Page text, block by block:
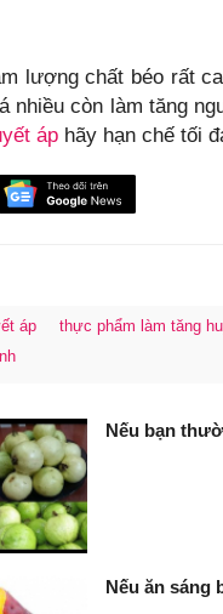
lượng chất béo rất
nhiều còn làm tăng
áp hãy hạn chế tối
áp thực phẩm làm tăng
Nếu bạn
Nếu ăn sáng